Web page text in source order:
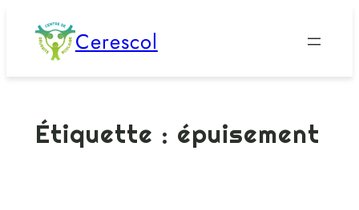
Aller
Cerescol
Étiquette : épuisement